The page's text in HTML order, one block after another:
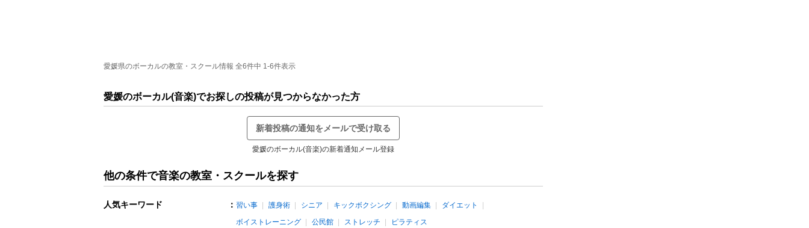
愛媛県のボーカルの教室・スクール情報 全6件中 1-6件表示
愛媛のボーカル(音楽)でお探しの投稿が見つからなかった方
新着投稿の通知をメールで受け取る
愛媛のボーカル(音楽)の新着通知メール登録
他の条件で音楽の教室・スクールを探す
人気キーワード ： 習い事 護身術 シニア キックボクシング 動画編集
ダイエット
ボイストレーニング
公民館 ストレッチ ピラティス